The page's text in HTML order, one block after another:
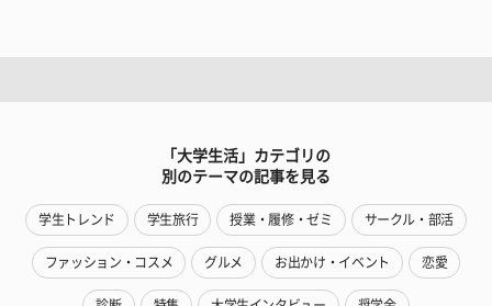
「大学生活」カテゴリの
別のテーマの記事を見る
学生トレンド 学生旅行 授業・履修・ゼミ サークル・部活
ファッション・コスメ グルメ お出かけ・イベント 恋愛